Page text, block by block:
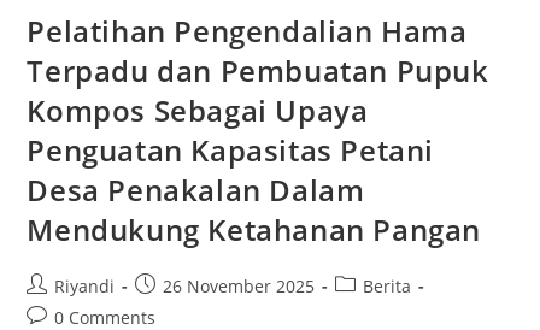
Pelatihan Pengendalian Hama
Terpadu dan Pembuatan Pupuk
Kompos Sebagai Upaya
Penguatan Kapasitas Petani
Desa Penakalan Dalam
Mendukung Ketahanan Pangan
Riyandi 26 November 2025
Berita
0 Comments